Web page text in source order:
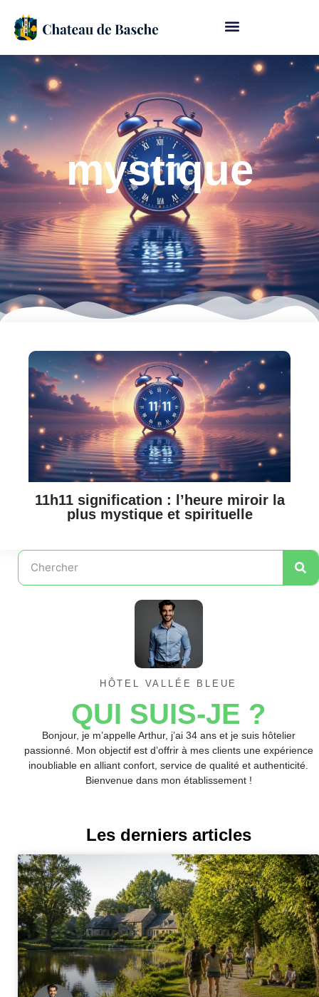
mystique
11h11 signification : l’heure miroir la
plus mystique et spirituelle
HÔTEL VALLÉE BLEUE
QUI SUIS-JE ?
Bonjour, je m’appelle Arthur, j’ai 34 ans et je suis hôtelier
passionné. Mon objectif est d’offrir à mes clients une expérience
inoubliable en alliant confort, service de qualité et authenticité.
Bienvenue dans mon établissement !
Les derniers articles